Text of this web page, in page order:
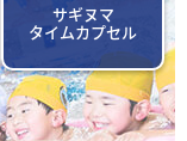
サギヌマ
タイムカプセル